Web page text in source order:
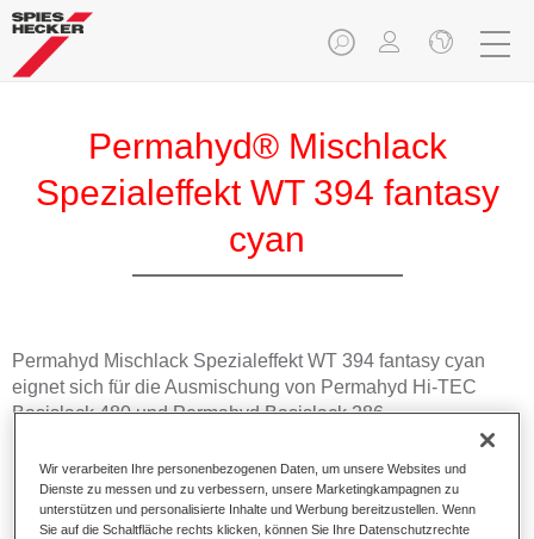
Permahyd® Mischlack
Spezialeffekt WT 394 fantasy
cyan
Permahyd Mischlack Spezialeffekt WT 394 fantasy cyan
eignet sich für die Ausmischung von Permahyd Hi-TEC
Basislack 480 und Permahyd Basislack 286.
Produktmerkmale
Einfach und schnell zu verarbeiten.
Bietet eine hohe Farbtongenauigkeit und gleichmäßige
Wir verarbeiten Ihre personenbezogenen Daten, um unsere Websites und
Dienste zu messen und zu verbessern, unsere Marketingkampagnen zu
unterstützen und personalisierte Inhalte und Werbung bereitzustellen. Wenn
Sie auf die Schaltfläche rechts klicken, können Sie Ihre Datenschutzrechte